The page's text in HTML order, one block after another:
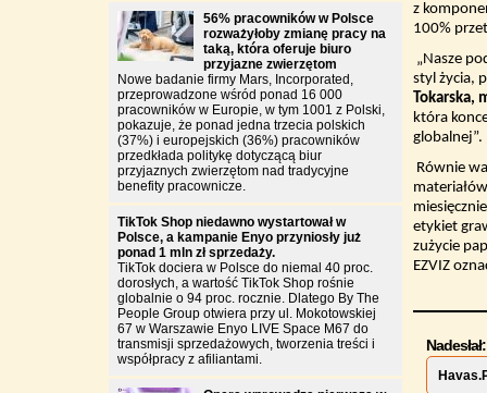
z
100%
„Nasze
styl życia,
Tokarska,
która
globalnej”.
Równie
etykiet
zużycie
EZVIZ
Nadesłał:
56% pracowników w Polsce
rozważyłoby zmianę pracy na
taką, która oferuje biuro
przyjazne zwierzętom
Nowe badanie firmy Mars, Incorporated,
przeprowadzone wśród ponad 16 000
pracowników w Europie, w tym 1001 z Polski,
pokazuje, że ponad jedna trzecia polskich
(37%) i europejskich (36%) pracowników
przedkłada politykę dotyczącą biur
przyjaznych zwierzętom nad tradycyjne
benefity pracownicze.
TikTok Shop niedawno wystartował w
Polsce, a kampanie Enyo przyniosły już
ponad 1 mln zł sprzedaży.
TikTok dociera w Polsce do niemal 40 proc.
dorosłych, a wartość TikTok Shop rośnie
globalnie o 94 proc. rocznie. Dlatego By The
People Group otwiera przy ul. Mokotowskiej
67 w Warszawie Enyo LIVE Space M67 do
transmisji sprzedażowych, tworzenia treści i
współpracy z afiliantami.